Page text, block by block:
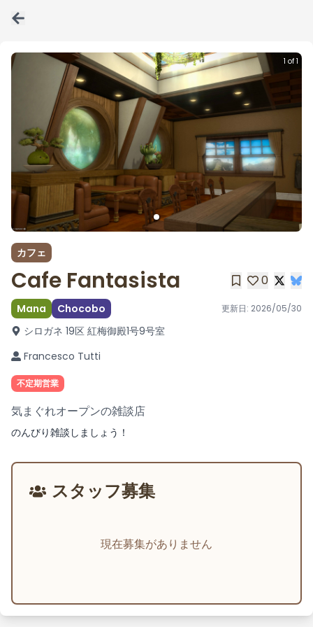
1 of 1
カフェ
Cafe Fantasista 0
Mana Chocobo 更新日: 2026/05/30
シロガネ 19区 紅梅御殿1号9号室
Francesco Tutti
不定期営業
気まぐれオープンの雑談店
のんびり雑談しましょう！
スタッフ募集
現在募集がありません